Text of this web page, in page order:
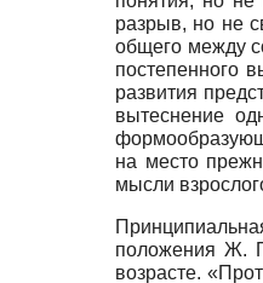
разрыв, но не
общего между
постепенного
развития
вытеснение
на место
мысли
положения Ж.
возрасте.